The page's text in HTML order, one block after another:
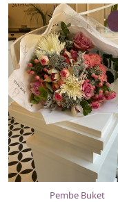
Pembe Buket